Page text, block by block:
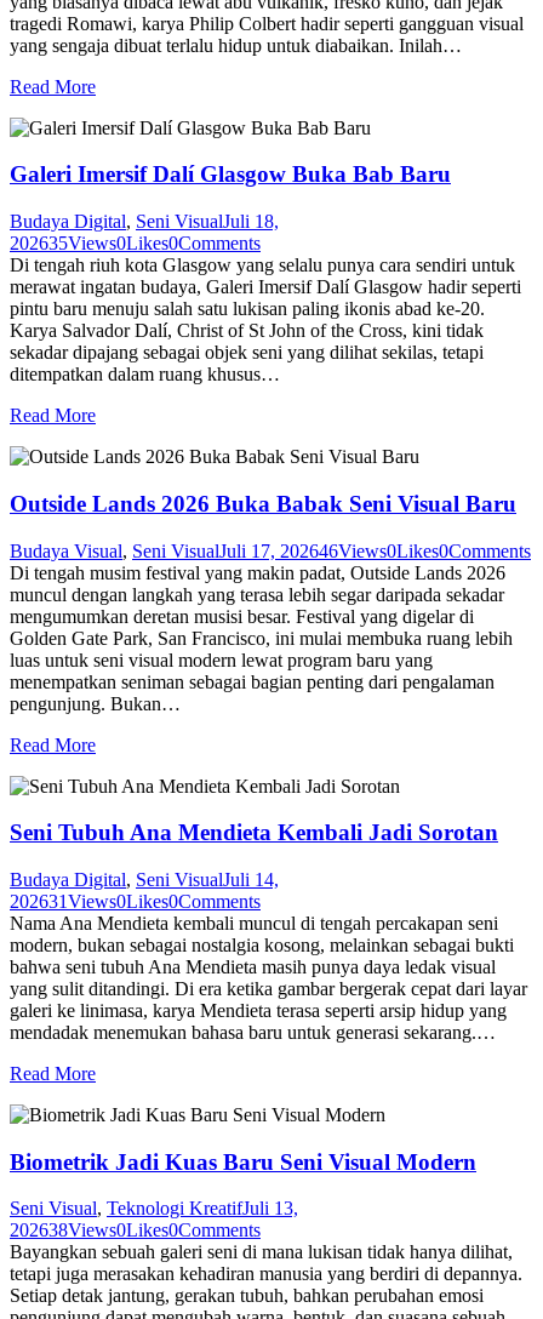
tragedi Romawi, karya Philip Colbert hadir seperti gangguan visual
yang sengaja dibuat terlalu hidup untuk diabaikan. Inilah…
Read More
Galeri Imersif Dalí Glasgow Buka Bab Baru
Budaya Digital, Seni VisualJuli 18,
202635Views0Likes0Comments
Di tengah riuh kota Glasgow yang selalu punya cara sendiri untuk
merawat ingatan budaya, Galeri Imersif Dalí Glasgow hadir seperti
pintu baru menuju salah satu lukisan paling ikonis abad ke-20.
Karya Salvador Dalí, Christ of St John of the Cross, kini tidak
sekadar dipajang sebagai objek seni yang dilihat sekilas, tetapi
ditempatkan dalam ruang khusus…
Read More
Outside Lands 2026 Buka Babak Seni Visual Baru
Budaya Visual, Seni VisualJuli 17, 202646Views0Likes0Comments
Di tengah musim festival yang makin padat, Outside Lands 2026
muncul dengan langkah yang terasa lebih segar daripada sekadar
mengumumkan deretan musisi besar. Festival yang digelar di
Golden Gate Park, San Francisco, ini mulai membuka ruang lebih
luas untuk seni visual modern lewat program baru yang
menempatkan seniman sebagai bagian penting dari pengalaman
pengunjung. Bukan…
Read More
Seni Tubuh Ana Mendieta Kembali Jadi Sorotan
Budaya Digital, Seni VisualJuli 14,
202631Views0Likes0Comments
Nama Ana Mendieta kembali muncul di tengah percakapan seni
modern, bukan sebagai nostalgia kosong, melainkan sebagai bukti
bahwa seni tubuh Ana Mendieta masih punya daya ledak visual
yang sulit ditandingi. Di era ketika gambar bergerak cepat dari layar
galeri ke linimasa, karya Mendieta terasa seperti arsip hidup yang
mendadak menemukan bahasa baru untuk generasi sekarang.…
Read More
Biometrik Jadi Kuas Baru Seni Visual Modern
Seni Visual, Teknologi KreatifJuli 13,
202638Views0Likes0Comments
Bayangkan sebuah galeri seni di mana lukisan tidak hanya dilihat,
tetapi juga merasakan kehadiran manusia yang berdiri di depannya.
Setiap detak jantung, gerakan tubuh, bahkan perubahan emosi